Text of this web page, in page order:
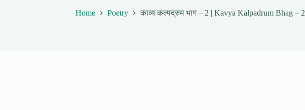
Home Poetry काव्य कल्पद्रुम भाग – 2 | Kavya Kalpadrum Bhag – 2